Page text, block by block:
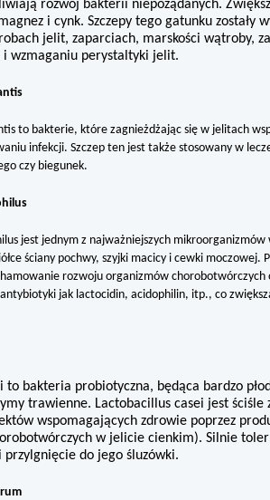
rozwój bakterii niepożądanych.
i cynk. Szczepy tego gatunku
jelit, zaparciach, marskości wątroby,
wzmaganiu perystaltyki jelit.
to bakterie, które zagnieżdżając się w jelitach
infekcji. Szczep ten jest także stosowany w
czy biegunek.
jest jednym z najważniejszych
ściany pochwy, szyjki macicy i cewki moczowej.
rozwoju organizmów
jak lactocidin, acidophilin, itp., co
to bakteria probiotyczna, będąca bardzo
trawienne. Lactobacillus casei jest ściśle
wspomagających zdrowie poprzez
w jelicie cienkim). Silnie
do jego śluzówki.